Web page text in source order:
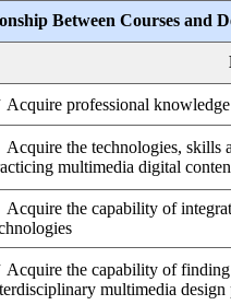
Between Courses and
Acquire professional
Acquire the technologies, skills
multimedia digital
Acquire the capability of
Acquire the capability of
multimedia design